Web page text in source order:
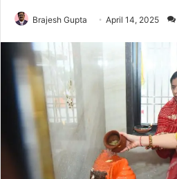
Brajesh Gupta April 14, 2025